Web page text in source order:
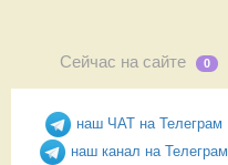
Сейчас на сайте 0
наш ЧАТ на Телеграм
наш канал на Телеграм